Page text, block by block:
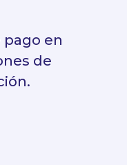
pago en
de